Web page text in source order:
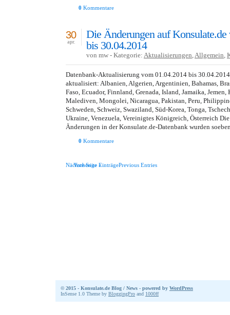
0 Kommentare
Die Änderungen auf
bis 30.04.2014
30
apr.
von mw - Kategorie: Aktualisierungen,Allgemein,
Datenbank-Aktualisierung vom 01.04.2014 bis
aktualisiert: Albanien, Algerien, Argentinien, Bahamas,
Faso, Ecuador, Finnland, Grenada, Island, Jamaika, Jemen,
Malediven, Mongolei, Nicaragua, Pakistan, Peru,
Schweden, Schweiz, Swaziland, Süd-Korea, Tonga,
Ukraine, Venezuela, Vereinigtes Königreich, Österreich
Änderungen in der Konsulate.de-Datenbank wurden
0 Kommentare
Vorherige EinträgePrevious Entries
Nächste Seite »
© 2015 - Konsulate.de Blog / News - powered by WordPress
InSense 1.0 Theme by BloggingPro and 1000ff